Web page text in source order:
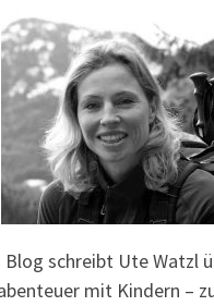
schreibt Ute Watzl
mit Kindern –